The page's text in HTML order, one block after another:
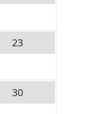
23
30